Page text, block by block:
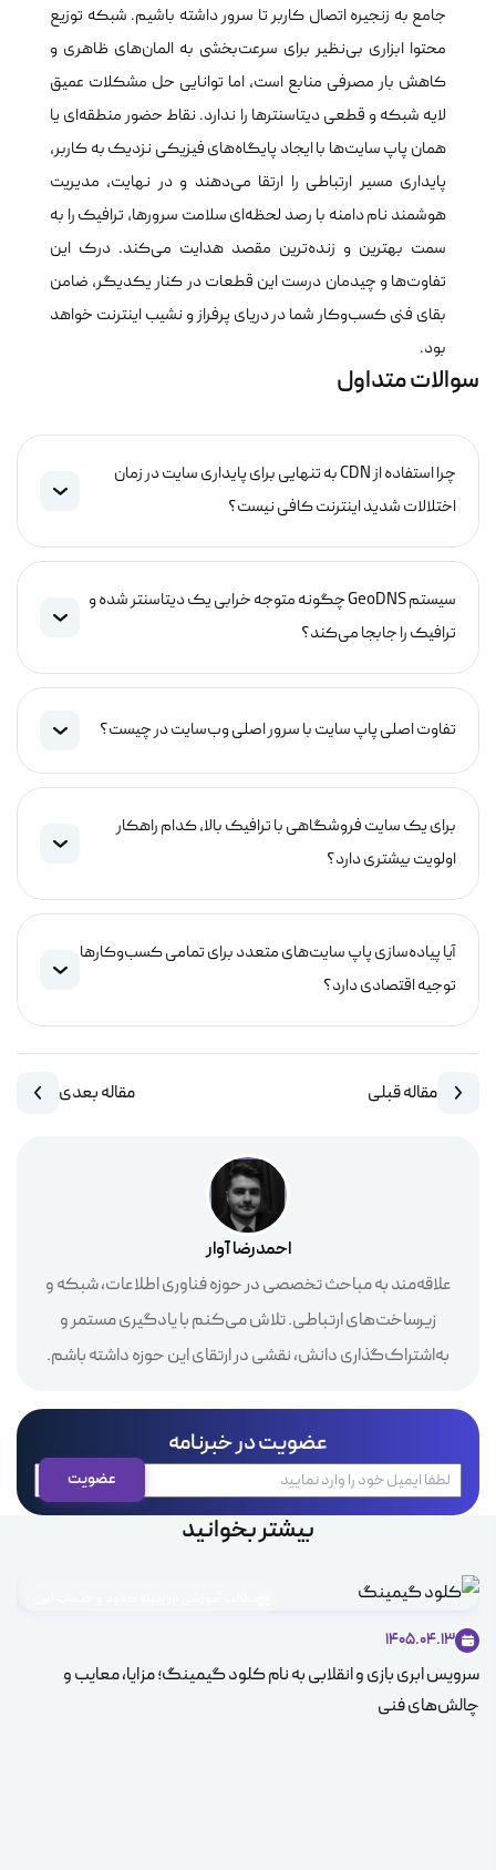
جامع به زنجیره اتصال کاربر تا سرور داشته باشیم. شبکه توزیع
محتوا ابزاری بی‌نظیر برای سرعت‌بخشی به المان‌های ظاهری و
کاهش بار مصرفی منابع است، اما توانایی حل مشکلات عمیق
لایه شبکه و قطعی دیتاسنترها را ندارد. نقاط حضور منطقه‌ای یا
همان پاپ سایت‌ها با ایجاد پایگاه‌های فیزیکی نزدیک به کاربر،
پایداری مسیر ارتباطی را ارتقا می‌دهند و در نهایت، مدیریت
هوشمند نام دامنه با رصد لحظه‌ای سلامت سرورها، ترافیک را به
سمت بهترین و زنده‌ترین مقصد هدایت می‌کند. درک این
تفاوت‌ها و چیدمان درست این قطعات در کنار یکدیگر، ضامن
بقای فنی کسب‌وکار شما در دریای پرفراز و نشیب اینترنت خواهد
بود.
سوالات متداول
چرا استفاده از CDN به تنهایی برای پایداری سایت در زمان
اختلالات شدید اینترنت کافی نیست؟
سیستم GeoDNS چگونه متوجه خرابی یک دیتاسنتر شده و
ترافیک را جابجا می‌کند؟
تفاوت اصلی پاپ سایت با سرور اصلی وب‌سایت در چیست؟
برای یک سایت فروشگاهی با ترافیک بالا، کدام راهکار
اولویت بیشتری دارد؟
آیا پیاده‌سازی پاپ سایت‌های متعدد برای تمامی کسب‌وکارها
توجیه اقتصادی دارد؟
مقاله قبلی مقاله بعدی
احمدرضا آوار
علاقه‌مند به مباحث تخصصی در حوزه فناوری اطلاعات، شبکه و
زیرساخت‌های ارتباطی. تلاش می‌کنم با یادگیری مستمر و
به‌اشتراک‌گذاری دانش، نقشی در ارتقای این حوزه داشته باشم.
عضویت در خبرنامه
بیشتر بخوانید
1405.04.13
سرویس ابری بازی و انقلابی به نام کلود گیمینگ؛ مزایا، معایب و
چالش‌های فنی